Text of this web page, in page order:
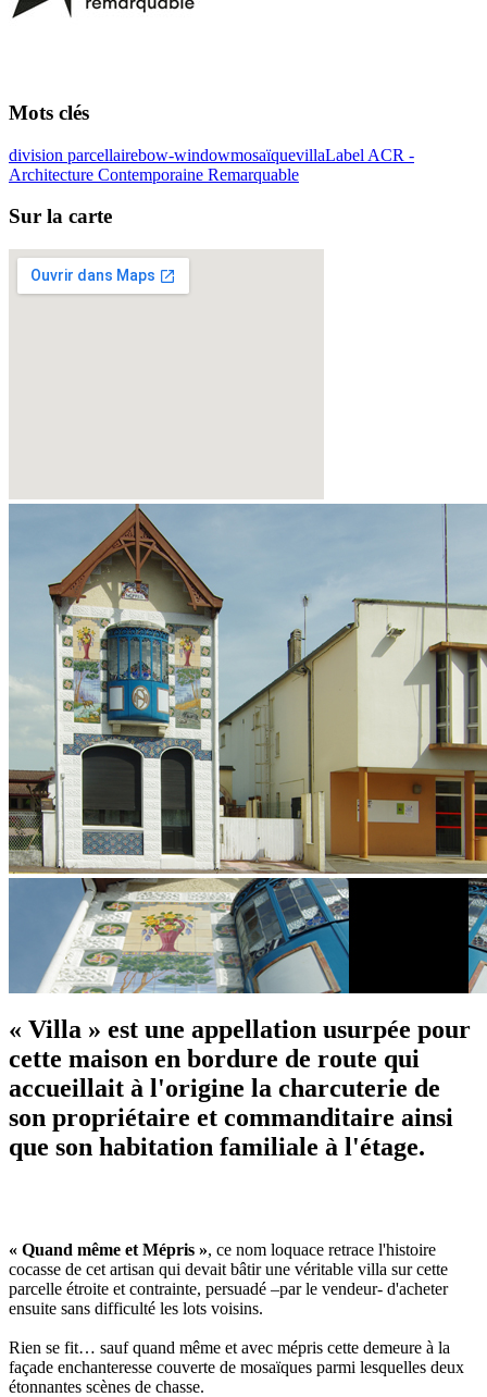
Mots clés
division parcellairebow-windowmosaïquevillaLabel ACR -
Architecture Contemporaine Remarquable
Sur la carte
« Villa » est une appellation usurpée pour
cette maison en bordure de route qui
accueillait à l'origine la charcuterie de
son propriétaire et commanditaire ainsi
que son habitation familiale à l'étage.
« Quand même et Mépris », ce nom loquace retrace l'histoire
cocasse de cet artisan qui devait bâtir une véritable villa sur cette
parcelle étroite et contrainte, persuadé –par le vendeur- d'acheter
ensuite sans difficulté les lots voisins.
Rien se fit… sauf quand même et avec mépris cette demeure à la
façade enchanteresse couverte de mosaïques parmi lesquelles deux
étonnantes scènes de chasse.